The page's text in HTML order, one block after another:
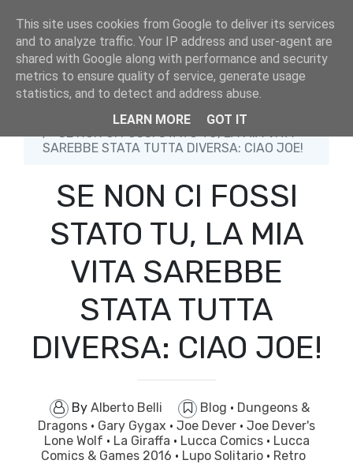
Blog
SE NON CI FOSSI STATO TU, LA MIA VITA
SAREBBE STATA TUTTA DIVERSA: CIAO JOE!
SE NON CI FOSSI
STATO TU, LA MIA
VITA SAREBBE
STATA TUTTA
DIVERSA: CIAO JOE!
By Alberto Belli Blog · Dungeons &
Dragons · Gary Gygax · Joe Dever · Joe Dever's
Lone Wolf · La Giraffa · Lucca Comics · Lucca
Comics & Games 2016 · Lupo Solitario · Retro
This site uses cookies from Google to deliver its services
and to analyze traffic. Your IP address and user-agent are
shared with Google along with performance and security
metrics to ensure quality of service, generate usage
statistics, and to detect and address abuse.
LEARN MORE
GOT IT